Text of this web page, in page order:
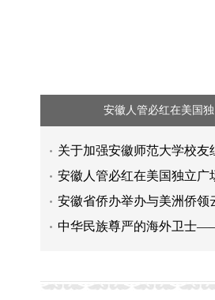
安徽人管必红在美国独
关于加强安徽师范大学校友
安徽人管必红在美国独立广
安徽省侨办举办与美洲侨领
中华民族尊严的海外卫士
瑙鲁总统戴维·阿迪昂回到